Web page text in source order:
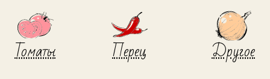
Томаты Перец Другое